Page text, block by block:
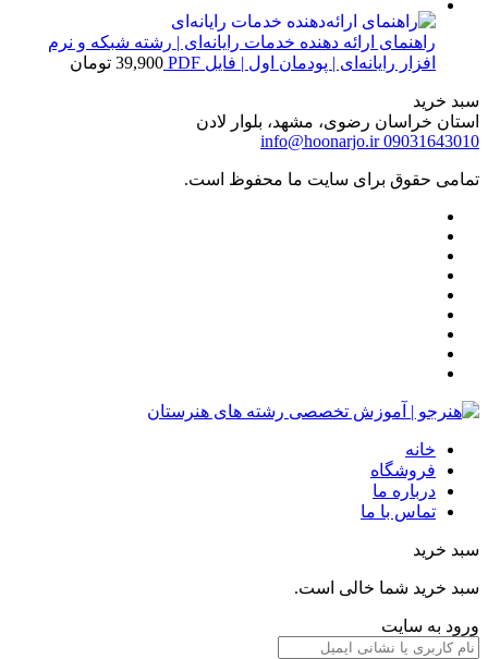
راهنمای ارائه دهنده خدمات رایانه‌ای | رشته شبکه و نرم
افزار رایانه‌ای | پودمان اول | فایل PDF
39,900 تومان
سبد خرید
استان خراسان رضوی، مشهد، بلوار لادن
09031643010
info@hoonarjo.ir
تمامی حقوق برای سایت ما محفوظ است.
خانه
فروشگاه
درباره ما
تماس با ما
سبد خرید
سبد خرید شما خالی است.
ورود به سایت